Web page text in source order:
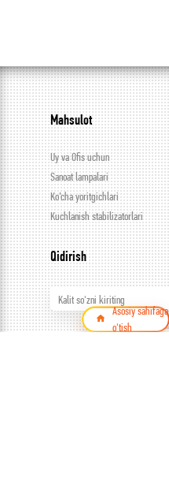
Asosiy sahifaga
o'tish
Mahsulot
Uy va Ofis uchun
Sanoat lampalari
Ko’cha yoritgichlari
Kuchlanish stabilizatorlari
Qidirish
Kalit so'zni kiriting